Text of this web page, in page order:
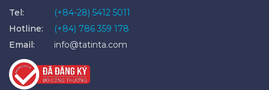
Tel:
(+84-28) 5412 5011
Hotline:
(+84) 786 359 178
Email:
info@tatinta.com